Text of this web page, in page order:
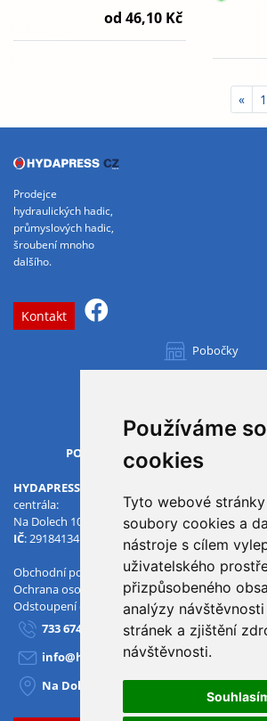
Používáme
cookies
Tyto webové
soubory cookies a
nástroje s cílem
uživatelského
přizpůsobeného
analýzy
stránek a zjištění
návštěvnosti.
od 46,10 Kč
« 1
Prodejce
hydraulických hadic,
průmyslových hadic,
šroubení mnoho
dalšího.
Kontakt
Pobočky
OTVÍRACÍ DOBA
PO-PÁ
HYDAPRESS CZ s.r.o.
centrála:
Na Dolech 109 586 01 Jihlava
IČ: 29184134 : CZ29184134
Obchodní podmínky
Ochrana osobních údajů
Odstoupení od smlouvy
733 674 293
info@hydapress.cz
Na Dolech 109, Jihlava